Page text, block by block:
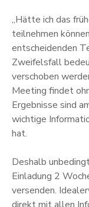
„Hätte ich das
teilnehmen
entscheidenden
Zweifelsfall
verschoben
Meeting findet
Ergebnisse sind
wichtige
hat.
Deshalb
Einladung 2
versenden.